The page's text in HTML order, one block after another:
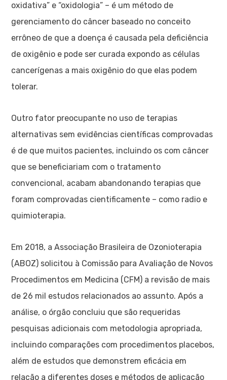
oxidativa” e “oxidologia” – é um método de
gerenciamento do câncer baseado no conceito
errôneo de que a doença é causada pela deficiência
de oxigênio e pode ser curada expondo as células
cancerígenas a mais oxigênio do que elas podem
tolerar.
Outro fator preocupante no uso de terapias
alternativas sem evidências científicas comprovadas
é de que muitos pacientes, incluindo os com câncer
que se beneficiariam com o tratamento
convencional, acabam abandonando terapias que
foram comprovadas cientificamente – como radio e
quimioterapia.
Em 2018, a Associação Brasileira de Ozonioterapia
(ABOZ) solicitou à Comissão para Avaliação de Novos
Procedimentos em Medicina (CFM) a revisão de mais
de 26 mil estudos relacionados ao assunto. Após a
análise, o órgão concluiu que são requeridas
pesquisas adicionais com metodologia apropriada,
incluindo comparações com procedimentos placebos,
além de estudos que demonstrem eficácia em
relação a diferentes doses e métodos de aplicação